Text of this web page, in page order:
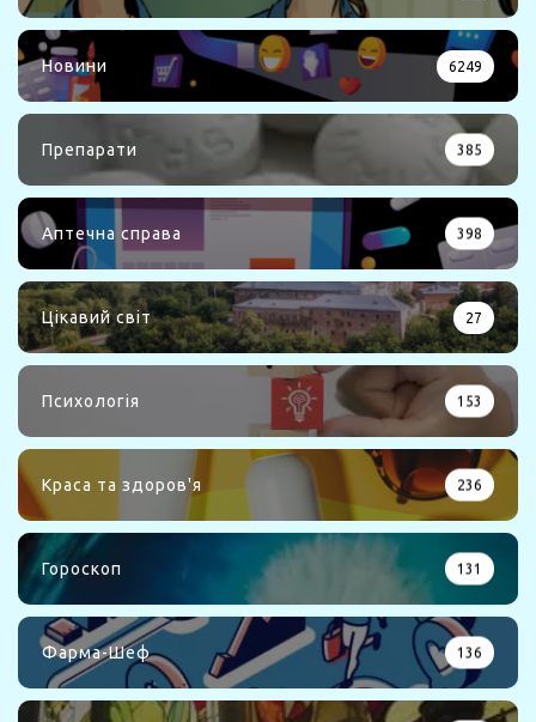
Новини 6249
Препарати 385
Аптечна справа 398
Цікавий світ 27
Психологія 153
Краса та здоров'я 236
Гороскоп 131
Фарма-Шеф 136